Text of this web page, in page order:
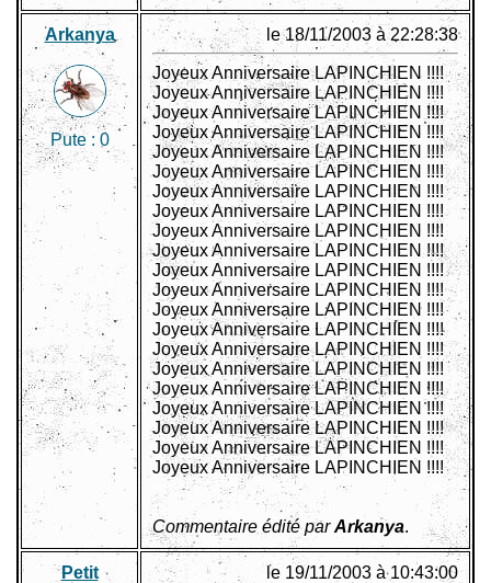
Arkanya
Pute : 0
le 18/11/2003 à 22:28:38
Joyeux Anniversaire LAPINCHIEN !!!!
Joyeux Anniversaire LAPINCHIEN !!!!
Joyeux Anniversaire LAPINCHIEN !!!!
Joyeux Anniversaire LAPINCHIEN !!!!
Joyeux Anniversaire LAPINCHIEN !!!!
Joyeux Anniversaire LAPINCHIEN !!!!
Joyeux Anniversaire LAPINCHIEN !!!!
Joyeux Anniversaire LAPINCHIEN !!!!
Joyeux Anniversaire LAPINCHIEN !!!!
Joyeux Anniversaire LAPINCHIEN !!!!
Joyeux Anniversaire LAPINCHIEN !!!!
Joyeux Anniversaire LAPINCHIEN !!!!
Joyeux Anniversaire LAPINCHIEN !!!!
Joyeux Anniversaire LAPINCHIEN !!!!
Joyeux Anniversaire LAPINCHIEN !!!!
Joyeux Anniversaire LAPINCHIEN !!!!
Joyeux Anniversaire LAPINCHIEN !!!!
Joyeux Anniversaire LAPINCHIEN !!!!
Joyeux Anniversaire LAPINCHIEN !!!!
Joyeux Anniversaire LAPINCHIEN !!!!
Joyeux Anniversaire LAPINCHIEN !!!!
Commentaire édité parArkanya.
Petit
le 19/11/2003 à 10:43:00